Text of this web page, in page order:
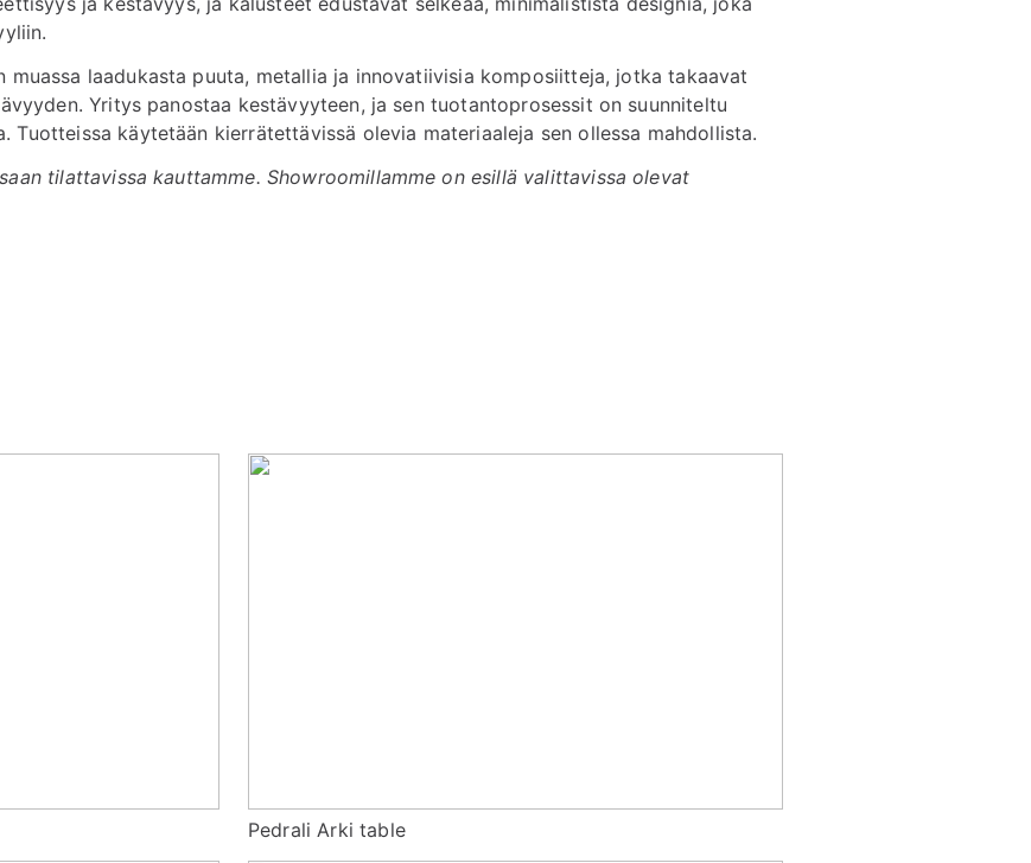
muassa laadukasta puuta, metallia ja innovatiivisia komposiitteja, jotka takaavat
Yritys panostaa kestävyyteen, ja sen tuotantoprosessit on suunniteltu
Tuotteissa käytetään kierrätettävissä olevia materiaaleja sen ollessa mahdollista.
tilattavissa kauttamme. Showroomillamme on esillä valittavissa olevat
Pedrali Arki table